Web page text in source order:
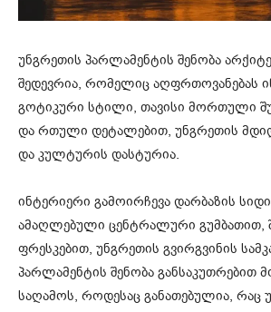
უნგრეთის პარლამენტის შენობა
შედევრია, რომელიც აღფრთოვანებას
გოტიკური სტილი, თავისი მორთული
და რთული დეტალებით, უნგრეთის
და კულტურის დასტურია.
ინტერიერი გამოირჩევა დარბაზის
ამაღლებული ცენტრალური გუმბათით,
ფრესკებით, უნგრეთის გვირგვინის
პარლამენტის შენობა განსაკუთრებით
საღამოს, როდესაც განათებულია, რაც